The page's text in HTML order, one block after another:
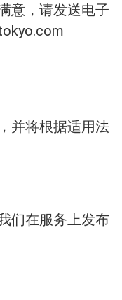
意，请发送电子
并将根据适用法
们在服务上发布